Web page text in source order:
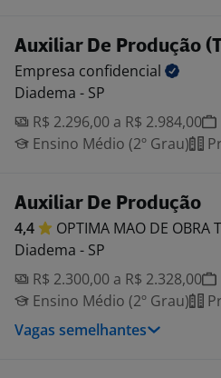
Auxiliar De Produção
Empresa confidencial
Diadema - SP
R$ 2.296,00 a R$ 2.984,00
Ensino Médio (2º Grau)
Auxiliar De Produção
4,4 OPTIMA MAO DE OBRA
Diadema - SP
R$ 2.300,00 a R$ 2.328,00
Ensino Médio (2º Grau)
Vagas semelhantes